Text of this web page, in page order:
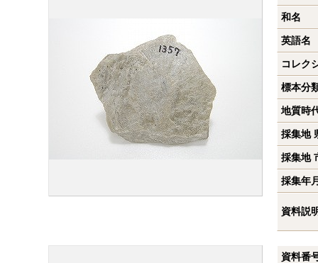
和名
英語名
コレク
標本分
地質時
採集地
採集地
採集年
資料説
資料番